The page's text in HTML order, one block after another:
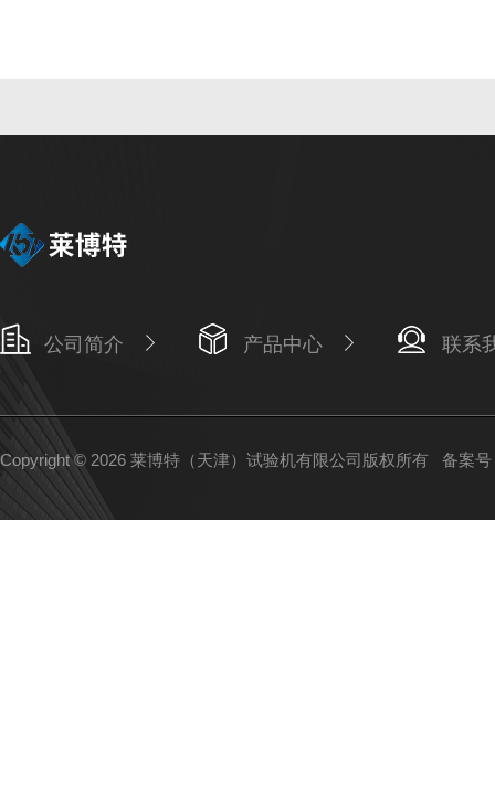
公司简介 产品中心 联系
Copyright © 2026 莱博特（天津）试验机有限公司版权所有 备案号